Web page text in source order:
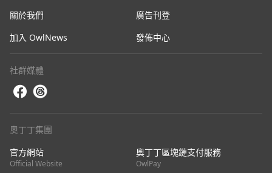
關於我們
廣告刊登
加入 OwlNews
發佈中心
社群媒體
奧丁丁集團
官方網站
Official Website
奧丁丁區塊鏈支付服務
OwlPay